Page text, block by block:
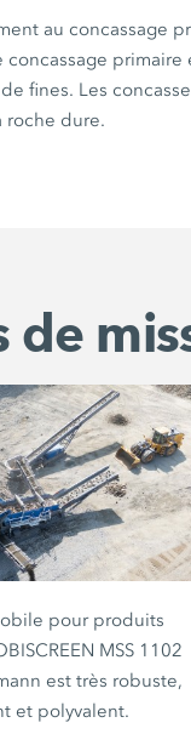
au concassage
fines. Les
roche dure.
de
pour produits
MSS 1102
est très robuste,
et polyvalent.